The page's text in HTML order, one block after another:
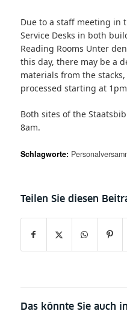
Due to a staff meeting in
Service Desks in both
Reading Rooms Unter
this day, there may be a
materials from the
processed starting at
Both sites of the
8am.
Schlagworte:
Das könnte Sie auch